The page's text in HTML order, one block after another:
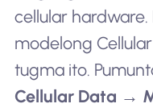
cellular
modelong
tugma ito.
Cellular Data →